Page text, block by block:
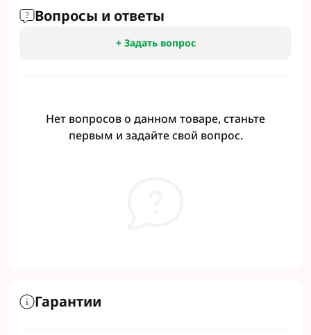
Вопросы и ответы
+ Задать вопрос
Нет вопросов о данном товаре, станьте
первым и задайте свой вопрос.
Гарантии